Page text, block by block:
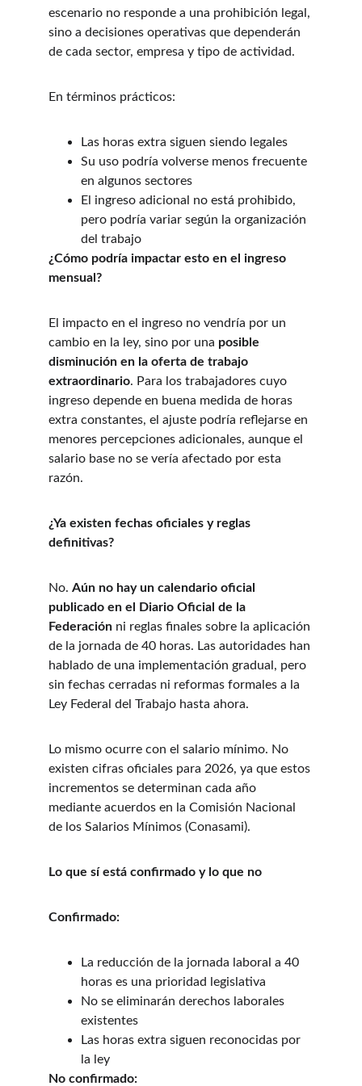
escenario no responde a una prohibición legal,
sino a decisiones operativas que dependerán
de cada sector, empresa y tipo de actividad.
En términos prácticos:
Las horas extra siguen siendo legales
Su uso podría volverse menos frecuente
en algunos sectores
El ingreso adicional no está prohibido,
pero podría variar según la organización
del trabajo
¿Cómo podría impactar esto en el ingreso
mensual?
El impacto en el ingreso no vendría por un
cambio en la ley, sino por una posible
disminución en la oferta de trabajo
extraordinario. Para los trabajadores cuyo
ingreso depende en buena medida de horas
extra constantes, el ajuste podría reflejarse en
menores percepciones adicionales, aunque el
salario base no se vería afectado por esta
razón.
¿Ya existen fechas oficiales y reglas
definitivas?
No. Aún no hay un calendario oficial
publicado en el Diario Oficial de la
Federación ni reglas finales sobre la aplicación
de la jornada de 40 horas. Las autoridades han
hablado de una implementación gradual, pero
sin fechas cerradas ni reformas formales a la
Ley Federal del Trabajo hasta ahora.
Lo mismo ocurre con el salario mínimo. No
existen cifras oficiales para 2026, ya que estos
incrementos se determinan cada año
mediante acuerdos en la Comisión Nacional
de los Salarios Mínimos (Conasami).
Lo que sí está confirmado y lo que no
Confirmado:
La reducción de la jornada laboral a 40
horas es una prioridad legislativa
No se eliminarán derechos laborales
existentes
Las horas extra siguen reconocidas por
la ley
No confirmado: